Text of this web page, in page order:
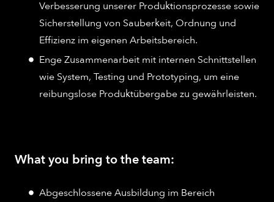
Verbesserung unserer Produktionsprozesse sowie
Sicherstellung von Sauberkeit, Ordnung und
Effizienz im eigenen Arbeitsbereich.
Enge Zusammenarbeit mit internen Schnittstellen
wie System, Testing und Prototyping, um eine
reibungslose Produktübergabe zu gewährleisten.
What you bring to the team:
Abgeschlossene Ausbildung im Bereich